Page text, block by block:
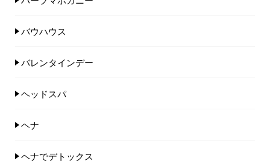
バウハウス
バレンタインデー
ヘッドスパ
ヘナ
ヘナでデトックス